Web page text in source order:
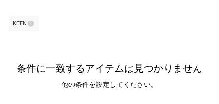
KEEN
条件に一致するアイテムは見つかりません
他の条件を設定してください。